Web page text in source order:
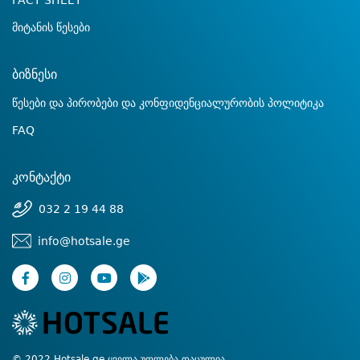
მიტანის წესები
ბიზნესი
წესები და პირობები და კონფიდენციალურობის პოლიტიკა
FAQ
კონტაქტი
032 2 19 44 88
info@hotsale.ge